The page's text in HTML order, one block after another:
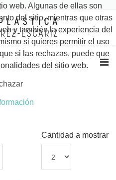
Cantidad a mostrar
web. Algunas de ellas son
del sitio, mientras que otras
y también la experiencia del
si quieres permitir el uso
si las rechazas, puede que
del sitio web.